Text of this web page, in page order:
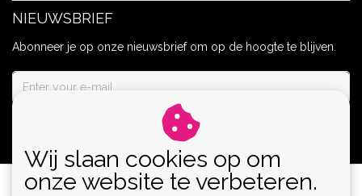
NIEUWSBRIEF
Abonneer je op onze nieuwsbrief om op de hoogte te blijven.
Wij slaan cookies op om
onze website te verbeteren.